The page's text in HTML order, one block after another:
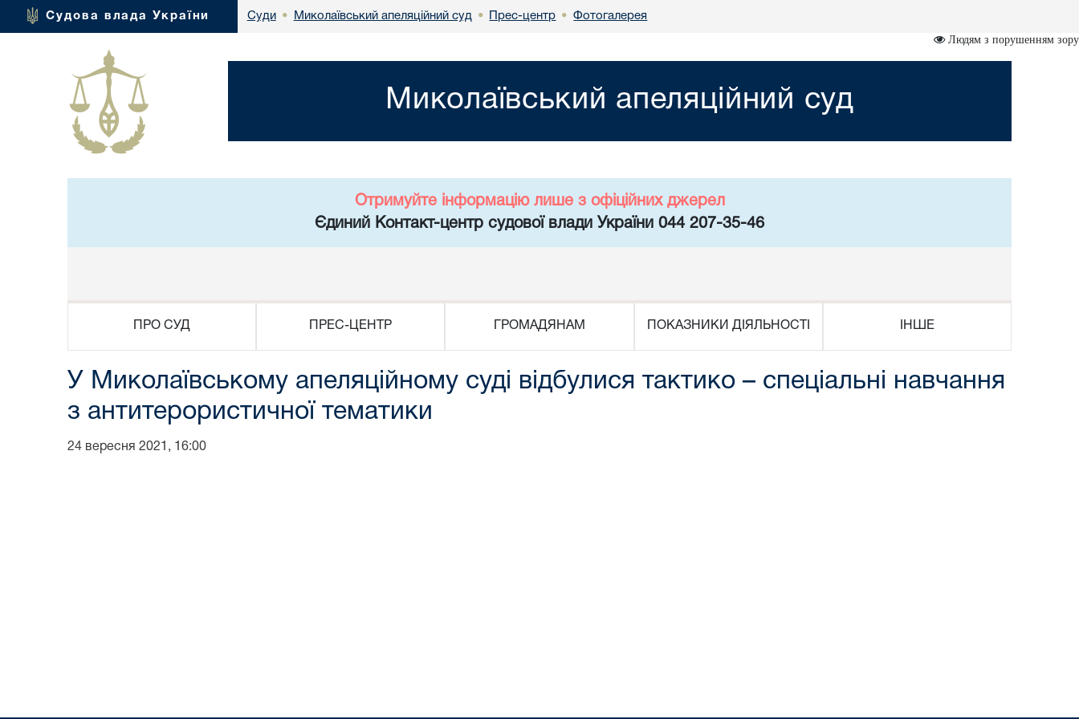
Судова влада України Суди • Миколаївський апеляційний суд • Прес-центр • Фотогалерея
Людям з порушенням зору
Миколаївський апеляційний суд
Отримуйте інформацію лише з офіційних джерел
Єдиний Контакт-центр судової влади України 044 207-35-46
ПРО СУД ПРЕС-ЦЕНТР ГРОМАДЯНАМ ПОКАЗНИКИ ДІЯЛЬНОСТІ ІНШЕ
У Миколаївському апеляційному суді відбулися тактико – спеціальні навчання
з антитерористичної тематики
24 вересня 2021, 16:00